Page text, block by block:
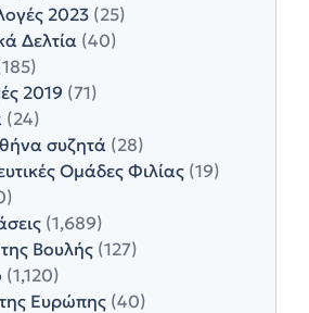
2023 (25)
Δελτία (40)
2019 (71)
(24)
συζητά (28)
Ομάδες Φιλίας (19)
(1,689)
Βουλής (127)
(1,120)
Ευρώπης (40)